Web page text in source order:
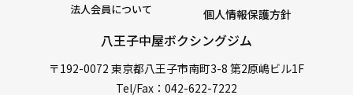
八王子中屋ボクシングジム
〒192-0072 東京都八王子市南町3-8 第2原嶋ビル1F
Tel/Fax：042-622-7222
法人会員について
個人情報保護方針